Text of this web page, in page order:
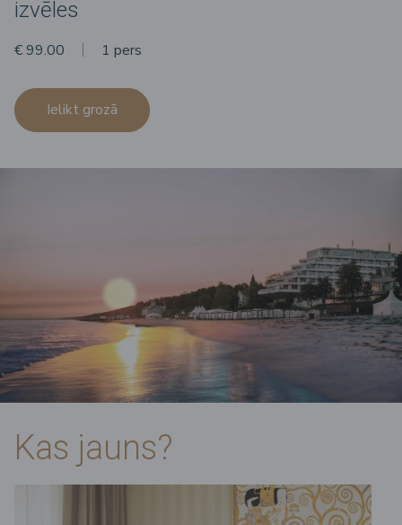
izvēles
€ 99.00 1 pers
Ielikt grozā
Kas jauns?